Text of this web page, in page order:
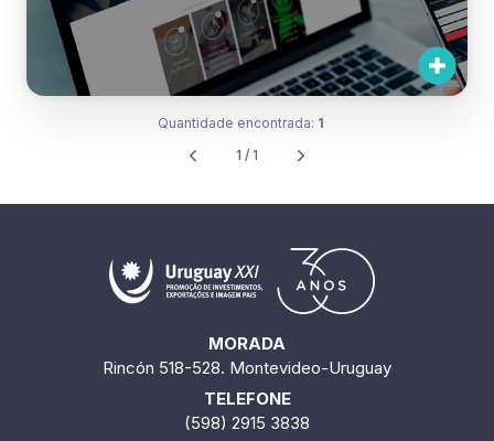
Quantidade encontrada: 1
1 / 1
MORADA
Rincón 518-528. Montevideo-Uruguay
TELEFONE
(598) 2915 3838